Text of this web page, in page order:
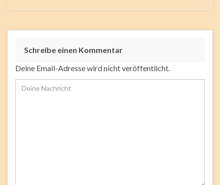
Schreibe einen Kommentar
Deine Email-Adresse wird nicht veröffentlicht.